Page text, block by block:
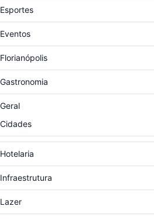
Esportes
Eventos
Florianópolis
Gastronomia
Geral
Cidades
Hotelaria
Infraestrutura
Lazer